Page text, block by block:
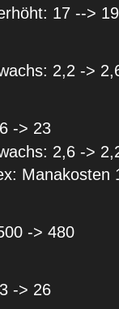
17 --> 19
2,2 ->
-> 23
2,6 ->
Manakosten
-> 480
-> 26